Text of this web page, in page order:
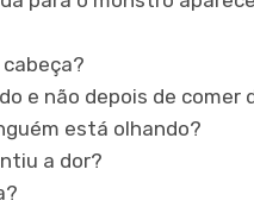
e não depois de comer
está olhando?
a dor?